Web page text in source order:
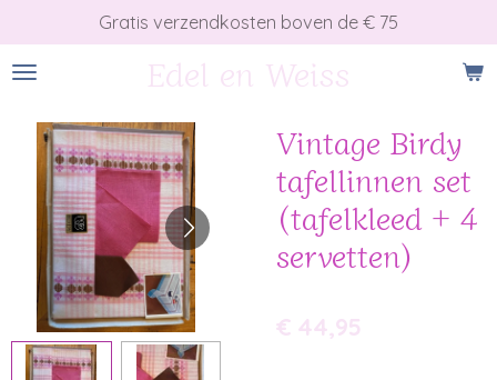
direct
naar
hoofdinhoud
Edel en Weiss
Gratis verzendkosten boven de € 75
Vintage Birdy
tafellinnen set
(tafelkleed + 4
servetten)
€ 44,95